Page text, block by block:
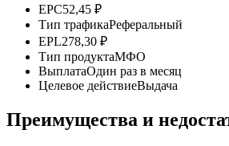
EPC52,45 ₽
Тип трафикаРеферальный
EPL278,30 ₽
Тип продуктаМФО
ВыплатаОдин раз в месяц
Целевое действиеВыдача
Преимущества и